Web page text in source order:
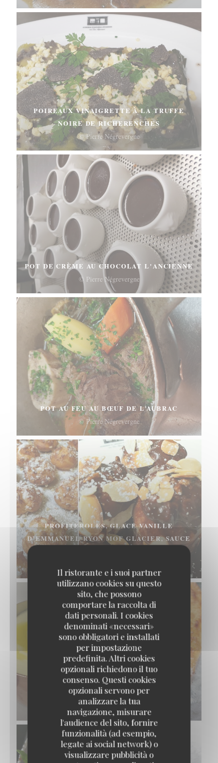
Il ristorante e i suoi partner
utilizzano cookies su questo
sito, che possono
comportare la raccolta di
dati personali. I cookies
denominati «necessari»
sono obbligatori e installati
per impostazione
predefinita. Altri cookies
opzionali richiedono il tuo
consenso. Questi cookies
opzionali servono per
analizzare la tua
navigazione, misurare
l'audience del sito, fornire
funzionalità (ad esempio,
legate ai social network) o
visualizzare pubblicità o
POIREAUX VINAIGRETTE À LA TRUFFE
NOIRE DE RICHERENCHES
© Pierre Négrevergne
POT DE CRÈME AU CHOCOLAT L'ANCIENNE
© Pierre Négrevergne
POT AU FEU AU BŒUF DE L’AUBRAC
© Pierre Négrevergne
PROFITEROLES, GLACE VANILLE
D’EMMANUEL RYON MOF GLACIER, SAUCE
SOLE DE PETITS BATEAUX FRANÇAIS
POÊLÉE MEUNIÈRE, POMME PURÉE
© Pierre Négrevergne